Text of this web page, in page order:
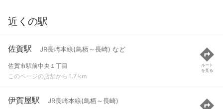
近くの駅
佐賀駅 JR長崎本線(鳥栖～長崎) など
佐賀市駅前中央１丁目
このページの店舗から 1.7 km
ルート
を見る
伊賀屋駅 JR長崎本線(鳥栖～長崎)